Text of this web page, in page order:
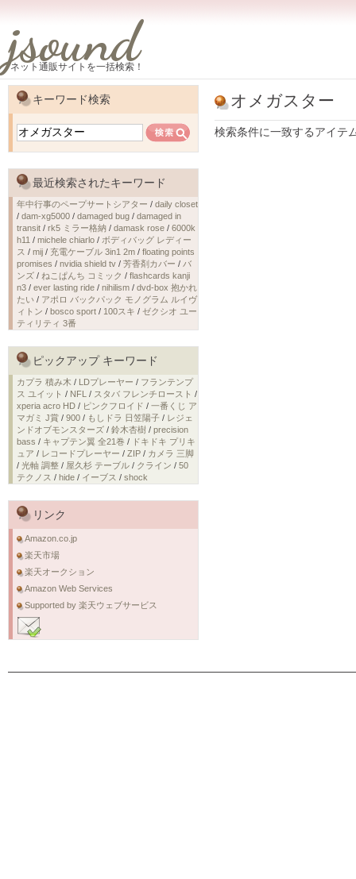
jsound
ネット通販サイトを一括検索！
オメガスター
検索条件に一致するアイテ
キーワード検索
最近検索されたキーワード
年中行事のペープサートシアター / daily closet
/ dam-xg5000 / damaged bug / damaged in
transit / rk5 ミラー格納 / damask rose / 6000k
h11 / michele chiarlo / ボディバッグ レディー
ス / mij / 充電ケーブル 3in1 2m / floating points
promises / nvidia shield tv / 芳香剤カバー / バ
ンズ / ねこぱんち コミック / flashcards kanji
n3 / ever lasting ride / nihilism / dvd-box 抱かれ
たい / アポロ バックパック モノグラム ルイヴ
ィトン / bosco sport / 100スキ / ゼクシオ ユー
ティリティ 3番
ピックアップ キーワード
カプラ 積み木 / LDプレーヤー / フランテンプ
ス ユイット / NFL / スタバ フレンチロースト /
xperia acro HD / ピンクフロイド / 一番くじ ア
マガミ J賞 / 900 / もしドラ 日笠陽子 / レジェ
ンドオブモンスターズ / 鈴木杏樹 / precision
bass / キャプテン翼 全21巻 / ドキドキ プリキ
ュア / レコードプレーヤー / ZIP / カメラ 三脚
/ 光軸 調整 / 屋久杉 テーブル / クライン / 50
テクノス / hide / イーブス / shock
リンク
Amazon.co.jp
楽天市場
楽天オークション
Amazon Web Services
Supported by 楽天ウェブサービス